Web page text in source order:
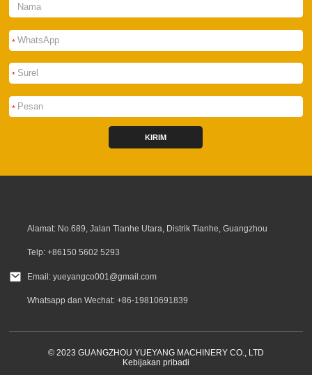
*
*
*
KIRIM
Alamat: No.689, Jalan Tianhe Utara, Distrik Tianhe, Guangzhou
Telp: +86150 5602 5293
Email: yueyangco001@gmail.com
Whatsapp dan Wechat: +86-19810691839
© 2023 GUANGZHOU YUEYANG MACHINERY CO., LTD
Kebijakan pribadi